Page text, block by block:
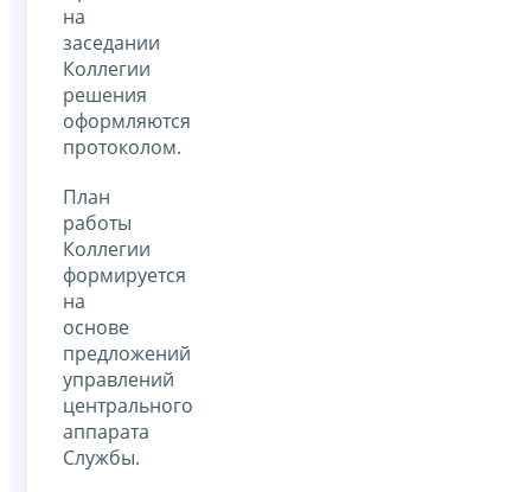
на
заседании
Коллегии
решения
оформляются
протоколом.
План
работы
Коллегии
формируется
на
основе
предложений
управлений
центрального
аппарата
Службы.